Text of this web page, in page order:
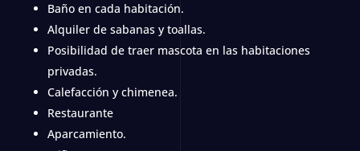
Baño en cada habitación.
Alquiler de sabanas y toallas.
Posibilidad de traer mascota en las habitaciones
privadas.
Calefacción y chimenea.
Restaurante
Aparcamiento.